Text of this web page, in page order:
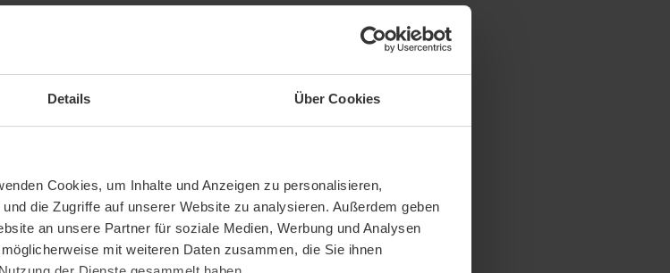
Details Über Cookies
Cookies, um Inhalte und Anzeigen zu personalisieren,
die Zugriffe auf unserer Website zu analysieren. Außerdem geben
an unsere Partner für soziale Medien, Werbung und Analysen
mit weiteren Daten zusammen, die Sie ihnen